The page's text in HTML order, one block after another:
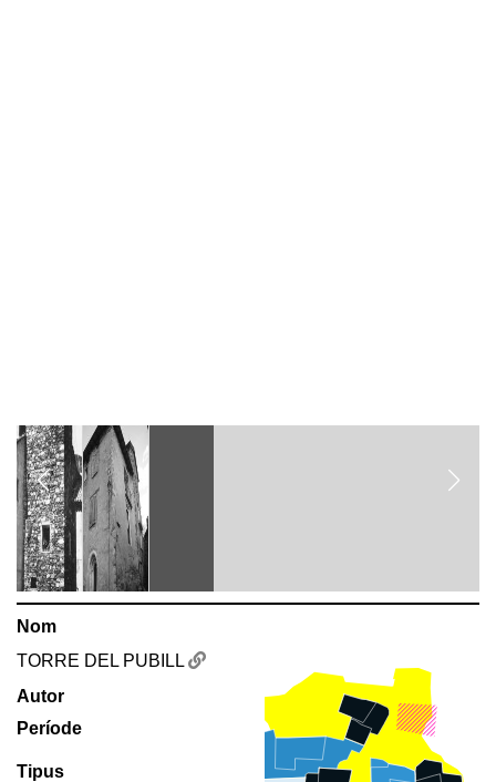
Nom
TORRE DEL PUBILL
Autor
Període
Tipus